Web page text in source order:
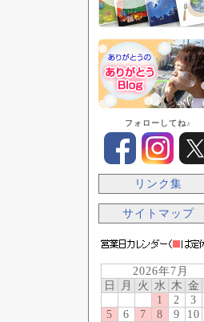
フォローしてね♪
リンク集
サイトマップ
2026年7月
日
月 火 水 木 金
1
2 3
5
6 7 8 9 10